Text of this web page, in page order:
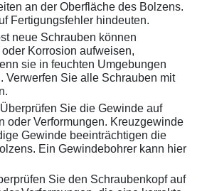
an der Oberfläche des Bolzens.
Fertigungsfehler hindeuten.
neue Schrauben können
Korrosion aufweisen,
sie in feuchten Umgebungen
Verwerfen Sie alle Schrauben mit
Überprüfen Sie die Gewinde auf
oder Verformungen. Kreuzgewinde
Gewinde beeinträchtigen die
Ein Gewindebohrer kann hier
Sie den Schraubenkopf auf